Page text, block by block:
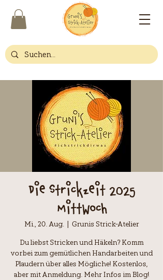
Die Strickzeit 2025
Mittwoch
Mi., 20. Aug.
  |
Grunis Strick-Atelier
Du liebst Stricken und Häkeln? Komm
vorbei zum gemütlichen Handarbeiten und
Plaudern über alles Mögliche! Kostenlos,
aber mit Anmeldung. Mehr Infos im Blog!